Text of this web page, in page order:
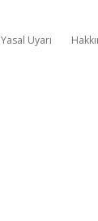
Yasal Uyarı